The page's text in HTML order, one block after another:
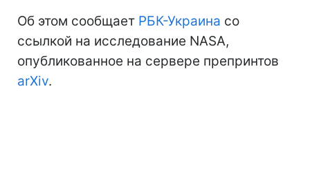
Об этом сообщает РБК-Украина со
ссылкой на исследование NASA,
опубликованное на сервере препринтов
arXiv.